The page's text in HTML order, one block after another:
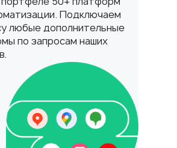
Подключаем
любые дополнительные
по запросам наших